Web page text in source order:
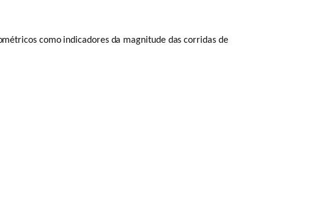
como indicadores da magnitude das corridas de